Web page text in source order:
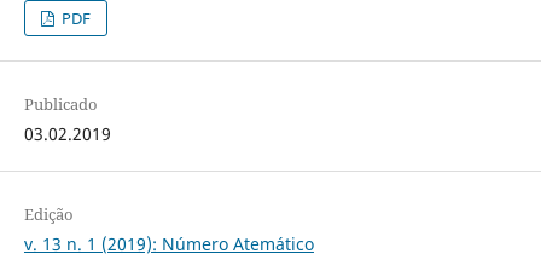
PDF
Publicado
03.02.2019
Edição
v. 13 n. 1 (2019): Número Atemático